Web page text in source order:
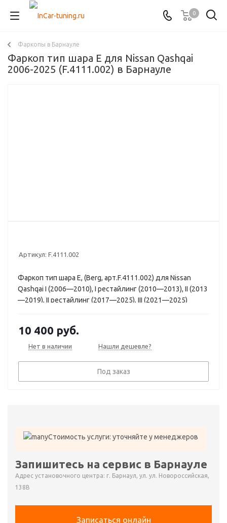
0
Фаркопы в Барнауле
Фаркоп тип шара E для Nissan Qashqai
2006-2025 (F.4111.002) в Барнауле
Артикул: F.4111.002
Фаркоп тип шара E, (Berg, арт.F.4111.002) для Nissan
Qashqai I (2006—2010), I рестайлинг (2010—2013), II (2013
—2019), II рестайлинг (2017—2025), III (2021—2025)
10 400 руб.
Нет в наличии Нашли дешевле?
Под заказ
Стоимость услуги: уточняйте у менеджеров
Запишитесь на сервис в Барнауле
Адрес установочного центра: г. Барнаул, ул. ул. Новороссийская,
138В
Записаться онлайн